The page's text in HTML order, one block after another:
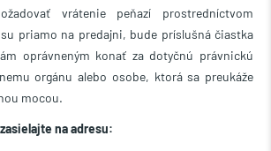
vrátenie peňazí prostredníctvom
priamo na predajni, bude príslušná čiastka
oprávneným konať za dotyčnú právnickú
orgánu alebo osobe, ktorá sa preukáže
mocou.
na adresu: